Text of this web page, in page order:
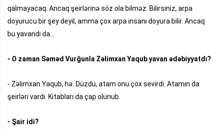
qalmayacaq. Ancaq şeirlərinə söz ola bilməz. Bilirsiniz, arpa
doyurucu bir şey deyil, amma çox arpa insanı doyura bilir. Ancaq
bu yavandı da...
- O zaman Səməd Vurğunla Zəlimxan Yaqub yavan ədəbiyyatdı?
- Zəlimxan Yaqub, hə. Düzdü, atam onu çox sevirdi. Atamın da
şeirləri vardı. Kitabları da çap olunub.
- Şair idi?